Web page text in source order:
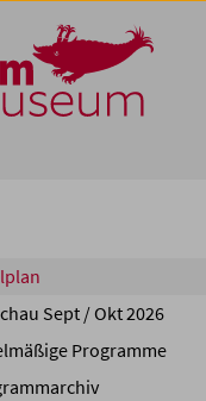
Sept / Okt 2026
Programme